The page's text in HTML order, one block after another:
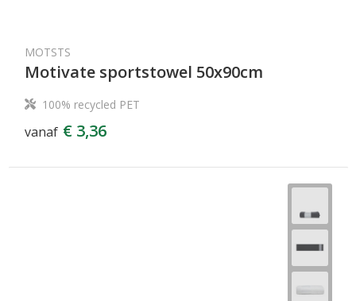
MOTSTS
Motivate sportstowel 50x90cm
100% recycled PET
vanaf € 3,36